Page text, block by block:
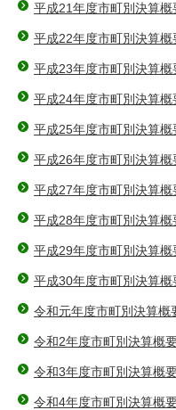
平成21年度市町別決算概
平成22年度市町別決算概
平成23年度市町別決算概
平成24年度市町別決算概
平成25年度市町別決算概
平成26年度市町別決算概
平成27年度市町別決算概
平成28年度市町別決算概
平成29年度市町別決算概
平成30年度市町別決算概
令和元年度市町別決算概
令和2年度市町別決算概
令和3年度市町別決算概
令和4年度市町別決算概